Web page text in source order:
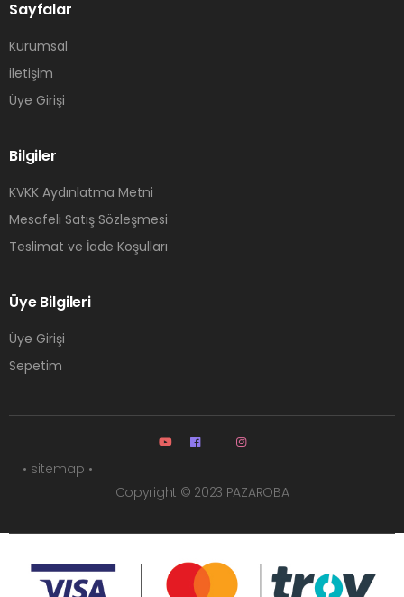
Sayfalar
Kurumsal
iletişim
Üye Girişi
Bilgiler
KVKK Aydınlatma Metni
Mesafeli Satış Sözleşmesi
Teslimat ve İade Koşulları
Üye Bilgileri
Üye Girişi
Sepetim
Copyright © 2023 PAZAROBA
• sitemap •